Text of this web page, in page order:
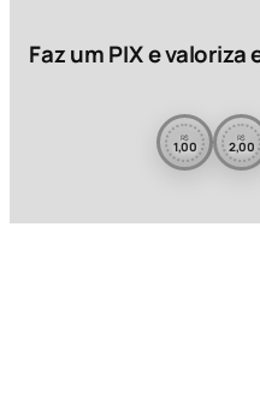
Faz um PIX e
R$
1,00 R$
2,00